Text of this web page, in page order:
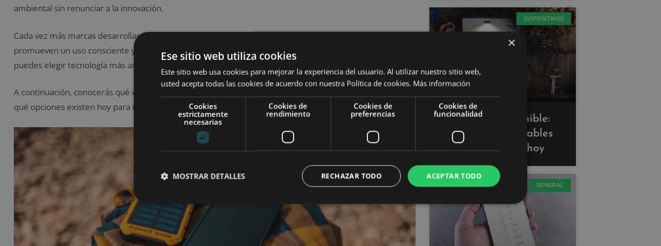
ambiental sin renunciar a la innovación.
Cada vez más marcas desarrollangadgets ecológicosydispositivos reciclables. Estos productos
promueven un uso consciente y prolongado, fomentando elconsumo responsable
puedes elegir tecnología más amigable con el planeta sin sacrificar funcionalidad.
A continuación, conocerás qué es la tecnología sostenible
qué opciones existen hoy para incorporar este enfoque en tu vida cotidiana.
DISPOSITIVOS
Tecnología sostenible:
gadgets ecoamigables
que puedes usar hoy
GENERAL
×
Ese sitio web utiliza cookies
Este sitio web usa cookies para mejorar la experiencia del usuario. Al utilizar nuestro sitio web,
usted acepta todas las cookies de acuerdo con nuestra Política de cookies. Más información
Cookies
estrictamente
necesarias
Cookies de
rendimiento
Cookies de
preferencias
Cookies de
funcionalidad
ACEPTAR TODO
RECHAZAR TODO
MOSTRAR DETALLES